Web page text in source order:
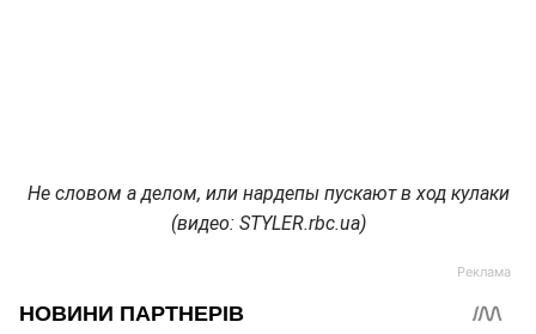
Не словом а делом, или нардепы пускают в ход кулаки
(видео: STYLER.rbc.ua)